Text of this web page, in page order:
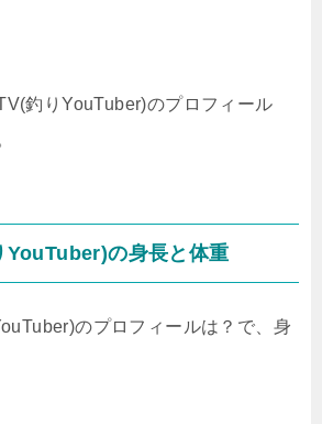
釣りYouTuber)のプロフィール
YouTuber)の身長と体重
のプロフィールは？で、身